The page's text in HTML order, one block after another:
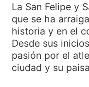
La San Felipe y
que se ha
historia y en el
Desde sus
pasión por el
ciudad y su